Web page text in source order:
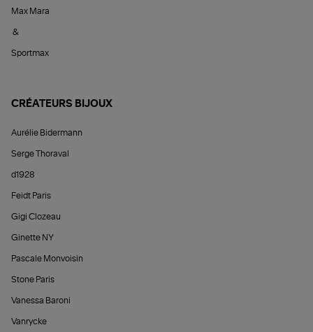
Max Mara
&
Sportmax
CRÉATEURS BIJOUX
Aurélie Bidermann
Serge Thoraval
d1928
Feidt Paris
Gigi Clozeau
Ginette NY
Pascale Monvoisin
Stone Paris
Vanessa Baroni
Vanrycke